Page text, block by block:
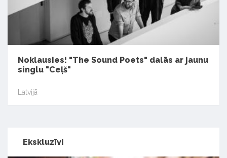
Noklausies! "The Sound Poets" dalās ar jaunu
singlu "Ceļš"
Latvijā
Ekskluzīvi